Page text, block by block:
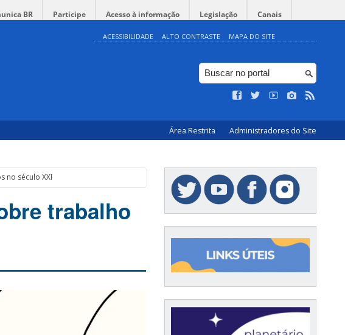
BR Participe Acesso à informação Legislação Canais
ACESSIBILIDADE ALTO CONTRASTE MAPA DO SITE
Área Restrita Administradores do Site
no século XXI
trabalho